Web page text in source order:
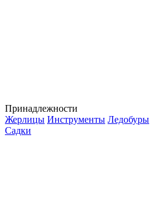
Принадлежности
Жерлицы Инструменты Ледобуры
Садки